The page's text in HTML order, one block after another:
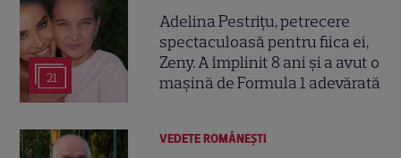
21
Adelina Pestrițu, petrecere
spectaculoasă pentru fiica ei,
Zeny. A împlinit 8 ani și a avut o
mașină de Formula 1 adevărată
VEDETE ROMÂNEŞTI